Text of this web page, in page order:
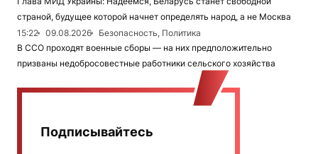
страной, будущее которой начнет определять народ, а не Москва
15:22
09.08.2026
Безопасность, Политика
В ССО проходят военные сборы — на них предположительно
призваны недобросовестные работники сельского хозяйства
Подписывайтесь